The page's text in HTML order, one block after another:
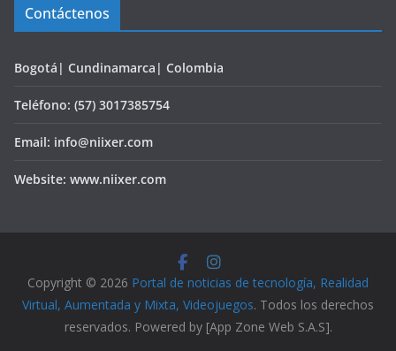
Contáctenos
Bogotá| Cundinamarca| Colombia
Teléfono: (57) 3017385754
Email: info@niixer.com
Website: www.niixer.com
Copyright © 2026 Portal de noticias de tecnología, Realidad
Virtual, Aumentada y Mixta, Videojuegos. Todos los derechos
reservados. Powered by [App Zone Web S.A.S].